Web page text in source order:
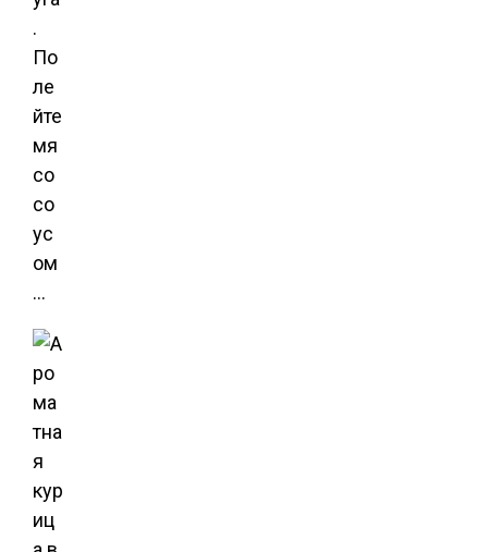
.
По
ле
йте
мя
со
со
ус
ом
…